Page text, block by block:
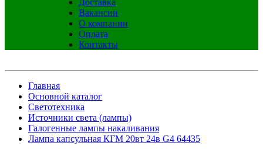
Доставка
Вакансии
О компании
Оплата
Контакты
Главная
Основной каталог
Светотехника
Источники света (лампы)
Галогенные лампы накаливания
Лампа капсульная КГМ 20вт 24в G4 64435